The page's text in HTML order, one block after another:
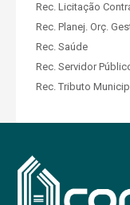
Rec. Licitação
Rec. Planej. Orç.
Rec. Saúde
Rec. Servidor
Rec. Tributo